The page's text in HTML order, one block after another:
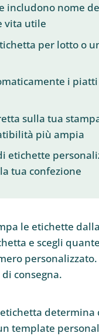
includono nome
vita utile
per lotto o
i
sulla tua
più ampia
etichette
tua confezione
le etichette
e scegli
consegna.
determina
template